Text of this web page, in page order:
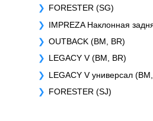
FORESTER (SG)
IMPREZA Наклонная
OUTBACK (BM, BR)
LEGACY V (BM, BR)
LEGACY V универсал
FORESTER (SJ)